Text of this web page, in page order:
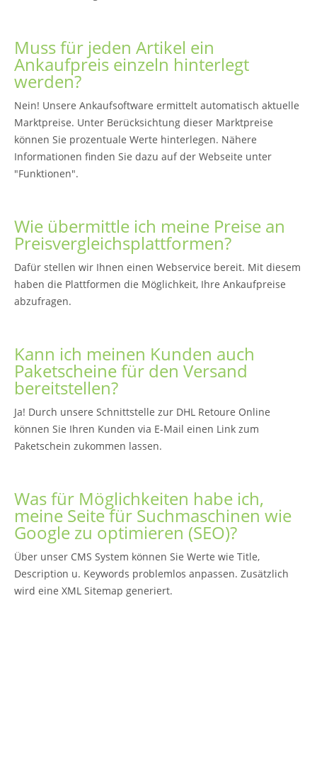
Muss für jeden Artikel ein
Ankaufpreis einzeln hinterlegt
werden?
Nein! Unsere Ankaufsoftware ermittelt automatisch aktuelle
Marktpreise. Unter Berücksichtung dieser Marktpreise
können Sie prozentuale Werte hinterlegen. Nähere
Informationen finden Sie dazu auf der Webseite unter
"Funktionen".
Wie übermittle ich meine Preise an
Preisvergleichsplattformen?
Dafür stellen wir Ihnen einen Webservice bereit. Mit diesem
haben die Plattformen die Möglichkeit, Ihre Ankaufpreise
abzufragen.
Kann ich meinen Kunden auch
Paketscheine für den Versand
bereitstellen?
Ja! Durch unsere Schnittstelle zur DHL Retoure Online
können Sie Ihren Kunden via E-Mail einen Link zum
Paketschein zukommen lassen.
Was für Möglichkeiten habe ich,
meine Seite für Suchmaschinen wie
Google zu optimieren (SEO)?
Über unser CMS System können Sie Werte wie Title,
Description u. Keywords problemlos anpassen. Zusätzlich
wird eine XML Sitemap generiert.